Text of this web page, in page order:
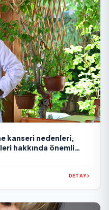
kanseri nedenleri,
hakkında önemli
DETAY